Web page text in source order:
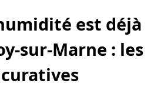
est déjà
sur-Marne : les